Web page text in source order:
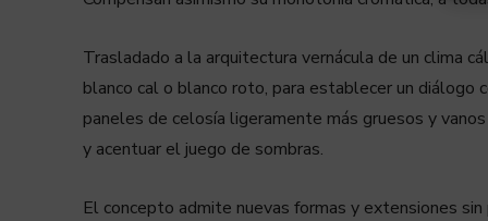
Trasladado a la arquitectura vernácula de un clima
blanco cal o blanco roto, para establecer un diálogo
paneles de celosía ligeramente más gruesos y
y acentuar el juego de sombras.
El concepto admite nuevas formas y extensiones